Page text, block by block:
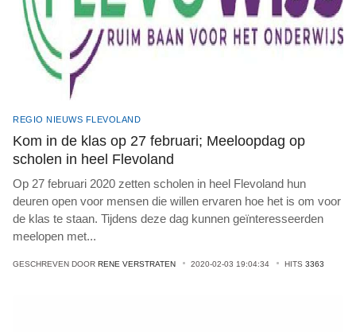
REGIO NIEUWS FLEVOLAND
Kom in de klas op 27 februari; Meeloopdag op
scholen in heel Flevoland
Op 27 februari 2020 zetten scholen in heel Flevoland hun
deuren open voor mensen die willen ervaren hoe het is om voor
de klas te staan. Tijdens deze dag kunnen geïnteresseerden
meelopen met...
GESCHREVEN DOOR RENE VERSTRATEN 2020-02-03 19:04:34 HITS 3363